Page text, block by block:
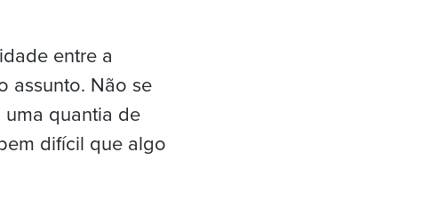
entre a
assunto. Não se
quantia de
difícil que algo